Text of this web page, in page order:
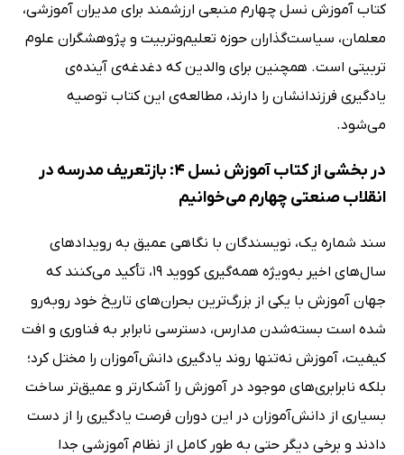
کتاب آموزش نسل چهارم منبعی ارزشمند برای مدیران آموزشی،
معلمان، سیاست‌گذاران حوزه تعلیم‌وتربیت و پژوهشگران علوم
تربیتی است. همچنین برای والدین که دغدغه‌ی آینده‌ی
یادگیری فرزندانشان را دارند، مطالعه‌ی این کتاب توصیه
می‌شود.
در بخشی از کتاب آموزش نسل 4: بازتعریف مدرسه در
انقلاب صنعتی چهارم می‌خوانیم
سند شماره یک، نویسندگان با نگاهی عمیق به رویدادهای
سال‌های اخیر به‌ویژه همه‌گیری کووید 19، تأکید می‌کنند که
جهان آموزش با یکی از بزرگ‌ترین بحران‌های تاریخ خود روبه‌رو
شده است بسته‌شدن مدارس، دسترسی نابرابر به فناوری و افت
کیفیت، آموزش نه‌تنها روند یادگیری دانش‌آموزان را مختل کرد؛
بلکه نابرابری‌های موجود در آموزش را آشکارتر و عمیق‌تر ساخت
بسیاری از دانش‌آموزان در این دوران فرصت یادگیری را از دست
دادند و برخی دیگر حتی به طور کامل از نظام آموزشی جدا